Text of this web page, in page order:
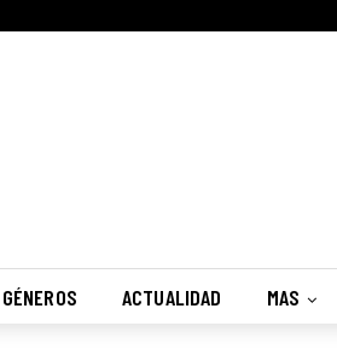
GÉNEROS ACTUALIDAD MAS